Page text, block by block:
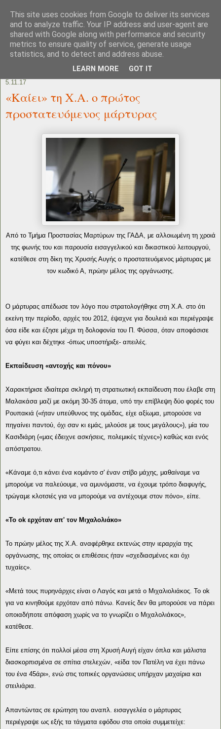
5.11.17
«Καίει» τη Χ.Α. ο πρώτος
προστατευόμενος μάρτυρας
Από το Τμήμα Προστασίας Μαρτύρων της ΓΑΔΑ, με αλλοιωμένη τη χροιά
της φωνής του και παρουσία εισαγγελικού και δικαστικού λειτουργού,
κατέθεσε στη δίκη της Χρυσής Αυγής ο προστατευόμενος μάρτυρας με
τον κωδικό Α, πρώην μέλος της οργάνωσης.
Ο μάρτυρας απέδωσε τον λόγο που στρατολογήθηκε στη Χ.Α. στο ότι
εκείνη την περίοδο, αρχές του 2012, έψαχνε για δουλειά και περιέγραψε
όσα είδε και έζησε μέχρι τη δολοφονία του Π. Φύσσα, όταν αποφάσισε
να φύγει και δέχτηκε -όπως υποστήριξε- απειλές.
Εκπαίδευση «αντοχής και πόνου»
Χαρακτήρισε ιδιαίτερα σκληρή τη στρατιωτική εκπαίδευση που έλαβε στη
Μαλακάσα μαζί με ακόμη 30-35 άτομα, υπό την επίβλεψη δύο φορές του
Ρουπακιά («ήταν υπεύθυνος της ομάδας, είχε αξίωμα, μπορούσε να
πηγαίνει παντού, όχι σαν κι εμάς, μιλούσε με τους μεγάλους»), μία του
Κασιδιάρη («μας έδειχνε ασκήσεις, πολεμικές τέχνες») καθώς και ενός
απόστρατου.
«Κάναμε ό,τι κάνει ένα κομάντο σ' έναν στίβο μάχης, μαθαίναμε να
μπορούμε να παλεύουμε, να αμυνόμαστε, να έχουμε τρόπο διαφυγής,
τρώγαμε κλοτσιές για να μπορούμε να αντέχουμε στον πόνο», είπε.
«Το ok ερχόταν απ' τον Μιχαλολιάκο»
Το πρώην μέλος της Χ.Α. αναφέρθηκε εκτενώς στην ιεραρχία της
οργάνωσης, της οποίας οι επιθέσεις ήταν «σχεδιασμένες και όχι
τυχαίες».
«Μετά τους πυρηνάρχες είναι ο Λαγός και μετά ο Μιχαλιολιάκος. Το ok
για να κινηθούμε ερχόταν από πάνω. Κανείς δεν θα μπορούσε να πάρει
οποιαδήποτε απόφαση χωρίς να το γνωρίζει ο Μιχαλολιάκος»,
κατέθεσε.
Είπε επίσης ότι πολλοί μέσα στη Χρυσή Αυγή είχαν όπλα και μάλιστα
διασκορπισμένα σε σπίτια στελεχών, «είδα τον Πατέλη να έχει πάνω
του ένα 45άρι», ενώ στις τοπικές οργανώσεις υπήρχαν μαχαίρια και
στειλιάρια.
Απαντώντας σε ερώτηση του αναπλ. εισαγγελέα ο μάρτυρας
περιέγραψε ως εξής τα τάγματα εφόδου στα οποία συμμετείχε:
This site uses cookies from Google to deliver its services
and to analyze traffic. Your IP address and user-agent are
shared with Google along with performance and security
metrics to ensure quality of service, generate usage
statistics, and to detect and address abuse.
LEARN MORE GOT IT